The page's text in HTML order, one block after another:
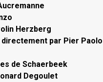
Herzberg
par Pier
de Schaerbeek
Degoulet